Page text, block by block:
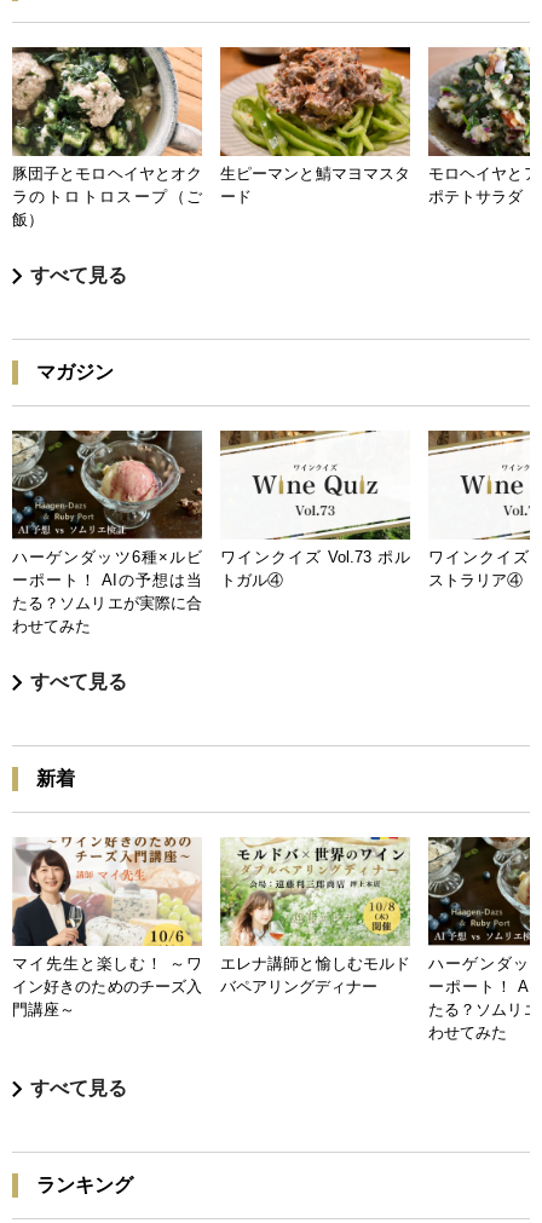
豚団子とモロヘイヤとオク
ラのトロトロスープ（ご
飯）
生ピーマンと鯖マヨマスタ
ード
モロヘイヤと
ポテトサラダ
すべて見る
マガジン
ハーゲンダッツ6種×ルビ
ーポート！ AIの予想は当
たる？ソムリエが実際に合
わせてみた
ワインクイズ Vol.73 ポル
トガル④
ワインクイズ
ストラリア④
すべて見る
新着
マイ先生と楽しむ！ ～ワ
イン好きのためのチーズ入
門講座～
エレナ講師と愉しむモルド
バペアリングディナー
ハーゲンダッ
ーポート！ AI
たる？ソムリ
わせてみた
すべて見る
ランキング